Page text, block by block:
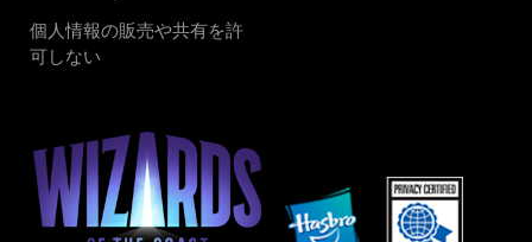
個人情報の販売や共有を許
可しない